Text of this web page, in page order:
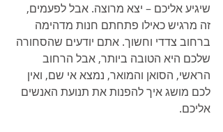
שיגיע אליכם – יצא מרוצה. אבל לפעמים,
זה מרגיש כאילו פתחתם חנות מדהימה
ברחוב צדדי וחשוך. אתם יודעים שהסחורה
שלכם היא הטובה ביותר, אבל הרחוב
הראשי, הסואן והמואר, נמצא אי שם, ואין
לכם מושג איך להפנות את תנועת האנשים
אליכם.